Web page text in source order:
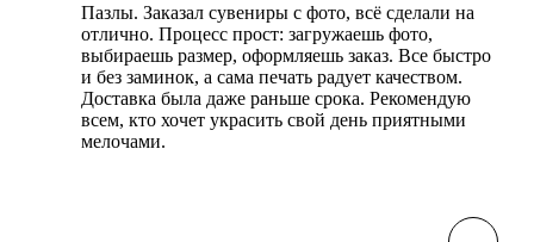
Пазлы. Заказал сувениры с фото, всё сделали на
отлично. Процесс прост: загружаешь фото,
выбираешь размер, оформляешь заказ. Все быстро
и без заминок, а сама печать радует качеством.
Доставка была даже раньше срока. Рекомендую
всем, кто хочет украсить свой день приятными
мелочами.